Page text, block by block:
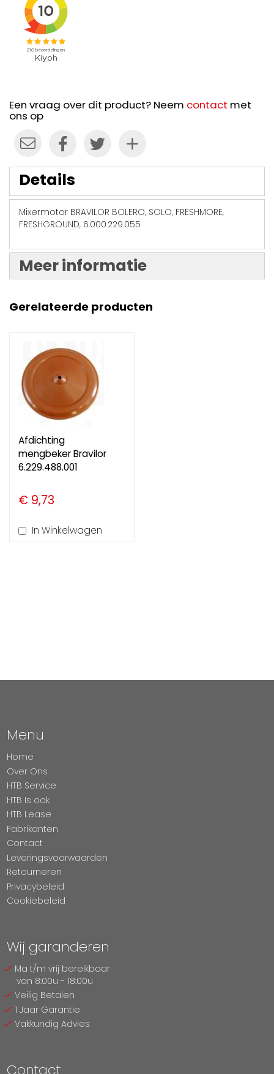
Een vraag over dit product? Neem contact met
ons op
Details
Mixermotor BRAVILOR BOLERO, SOLO, FRESHMORE,
FRESHGROUND, 6.000.229.055
Meer informatie
Gerelateerde producten
Afdichting
mengbeker Bravilor
6.229.488.001
€ 9,73
In Winkelwagen
Menu
Home
Over Ons
HTB Service
HTB Is ook
HTB Lease
Fabrikanten
Contact
Leveringsvoorwaarden
Retourneren
Privacybeleid
Cookiebeleid
Wij garanderen
Ma t/m vrij bereikbaar
van 8:00u - 18:00u
Veilig Betalen
1 Jaar Garantie
Vakkundig Advies
Contact